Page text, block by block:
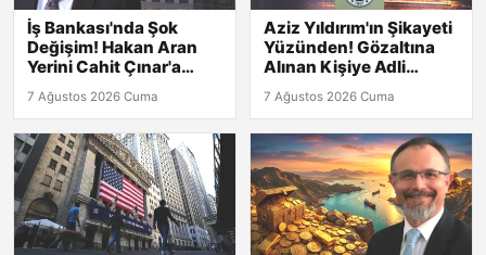
İş Bankası'nda Şok
Değişim! Hakan Aran
Yerini Cahit Çınar'a
Bıraktı
7 Ağustos 2026 Cuma
Aziz Yıldırım'ın Şikayeti
Yüzünden! Gözaltına
Alınan Kişiye Adli
Kontrol
7 Ağustos 2026 Cuma